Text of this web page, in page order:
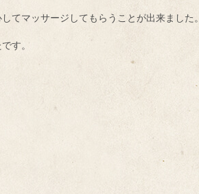
てマッサージしてもらうことが出来ました。
す。